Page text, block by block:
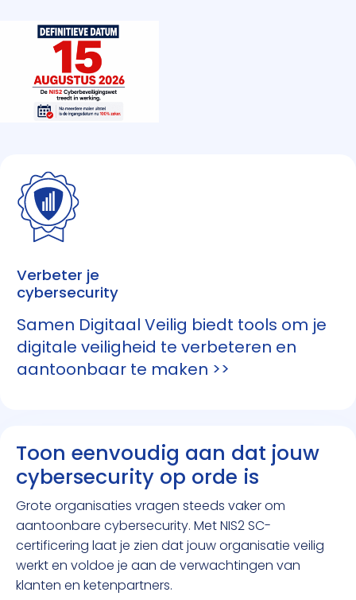
Verbeter je
cybersecurity
Samen Digitaal Veilig biedt tools om je
digitale veiligheid te verbeteren en
aantoonbaar te maken >>
Toon eenvoudig aan dat jouw
cybersecurity op orde is
Grote organisaties vragen steeds vaker om
aantoonbare cybersecurity. Met NIS2 SC-
certificering laat je zien dat jouw organisatie veilig
werkt en voldoe je aan de verwachtingen van
klanten en ketenpartners.